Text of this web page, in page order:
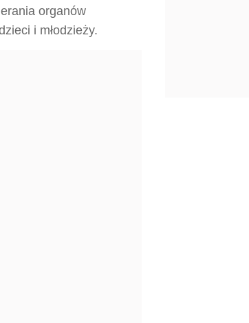
organów
i młodzieży.